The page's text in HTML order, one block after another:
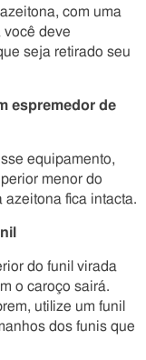
com uma
você deve
seja retirado seu
espremedor de
equipamento,
menor do
azeitona fica intacta.
do funil virada
o caroço sairá.
utilize um funil
dos funis que